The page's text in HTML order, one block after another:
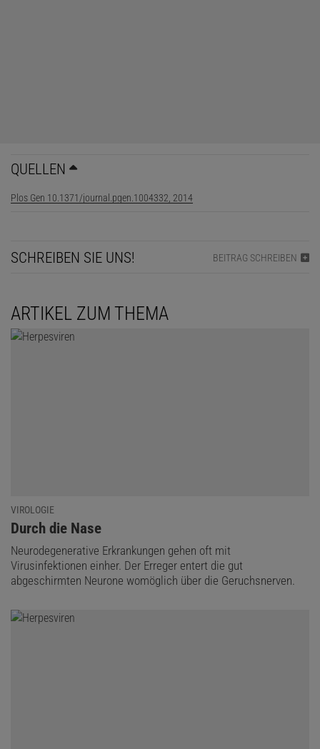
QUELLEN
Plos Gen 10.1371/journal.pgen.1004332, 2014
SCHREIBEN SIE UNS! BEITRAG SCHREIBEN
ARTIKEL ZUM THEMA
VIROLOGIE
:
Durch die Nase
Neurodegenerative Erkrankungen gehen oft mit
Virusinfektionen einher. Der Erreger entert die gut
abgeschirmten Neurone womöglich über die Geruchsnerven.